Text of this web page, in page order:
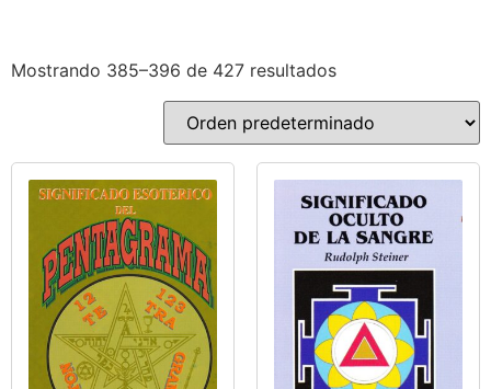
Mostrando 385–396 de 427 resultados